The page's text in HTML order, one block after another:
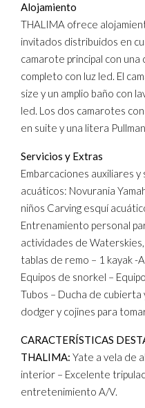
Alojamiento
THALIMA ofrece
invitados distribuidos en
camarote principal con una
completo con luz led. El
size y un amplio baño con
led. Los dos camarotes
en suite y una litera
Servicios y Extras
Embarcaciones auxiliares
acuáticos: Novurania
niños Carving esquí
Entrenamiento personal
actividades de
tablas de remo – 1 kayak -
Equipos de snorkel –
Tubos – Ducha de cubierta
dodger y cojines para
CARACTERÍSTICAS
THALIMA: Yate a vela de
interior – Excelente
entretenimiento A/V.